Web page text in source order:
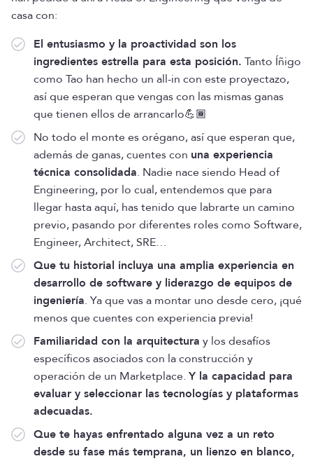
casa con:
El entusiasmo y la proactividad son los
ingredientes estrella para esta posición. Tanto Íñigo
como Tao han hecho un all-in con este proyectazo,
así que esperan que vengas con las mismas ganas
que tienen ellos de arrancarlo💪🏾
No todo el monte es orégano, así que esperan que,
además de ganas, cuentes con una experiencia
técnica consolidada. Nadie nace siendo Head of
Engineering, por lo cual, entendemos que para
llegar hasta aquí, has tenido que labrarte un camino
previo, pasando por diferentes roles como Software,
Engineer, Architect, SRE…
Que tu historial incluya una amplia experiencia en
desarrollo de software y liderazgo de equipos de
ingeniería. Ya que vas a montar uno desde cero, ¡qué
menos que cuentes con experiencia previa!
Familiaridad con la arquitectura y los desafíos
específicos asociados con la construcción y
operación de un Marketplace. Y la capacidad para
evaluar y seleccionar las tecnologías y plataformas
adecuadas.
Que te hayas enfrentado alguna vez a un reto
desde su fase más temprana, un lienzo en blanco,